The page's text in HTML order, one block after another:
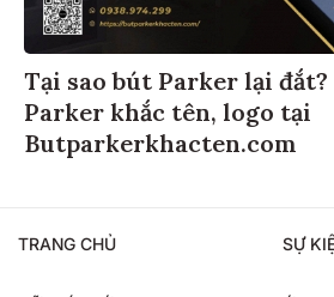
Tại sao bút Parker lại
Parker khắc tên, logo tại
Butparkerkhacten.com
TRANG CHỦ SỰ